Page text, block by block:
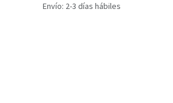
Envío: 2-3 días hábiles